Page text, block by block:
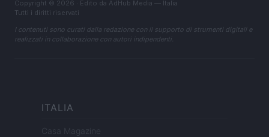
Copyright © 2026 · Edito da AdHub Media — Italia
Tutti i diritti riservati
I contenuti sono curati dalla redazione con il supporto di strumenti digitali e
realizzati in collaborazione con autori indipendenti.
ITALIA
Casa Magazine